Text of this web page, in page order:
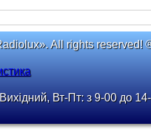
All rights reserved!
Вт-Пт: з 9-00 до